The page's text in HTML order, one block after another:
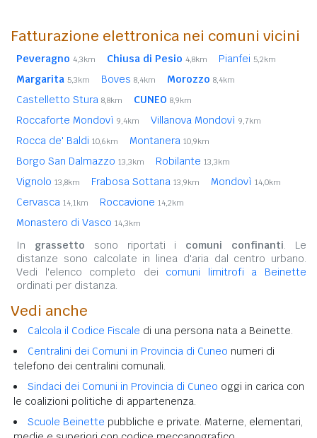
Fatturazione elettronica nei comuni vicini
Peveragno 4,3km Chiusa di Pesio 4,8km Pianfei 5,2km
Margarita 5,3km Boves 8,4km Morozzo 8,4km
Castelletto Stura 8,8km CUNEO 8,9km
Roccaforte Mondovì 9,4km Villanova Mondovì 9,7km
Rocca de' Baldi 10,6km Montanera 10,9km
Borgo San Dalmazzo 13,3km Robilante 13,3km
Vignolo 13,8km Frabosa Sottana 13,9km Mondovì 14,0km
Cervasca 14,1km Roccavione 14,2km
Monastero di Vasco 14,3km
In grassetto sono riportati i comuni confinanti. Le
distanze sono calcolate in linea d'aria dal centro urbano.
Vedi l'elenco completo dei comuni limitrofi a Beinette
ordinati per distanza.
Vedi anche
Calcola il Codice Fiscale di una persona nata a Beinette.
Centralini dei Comuni in Provincia di Cuneo numeri di
telefono dei centralini comunali.
Sindaci dei Comuni in Provincia di Cuneo oggi in carica con
le coalizioni politiche di appartenenza.
Scuole Beinette pubbliche e private. Materne, elementari,